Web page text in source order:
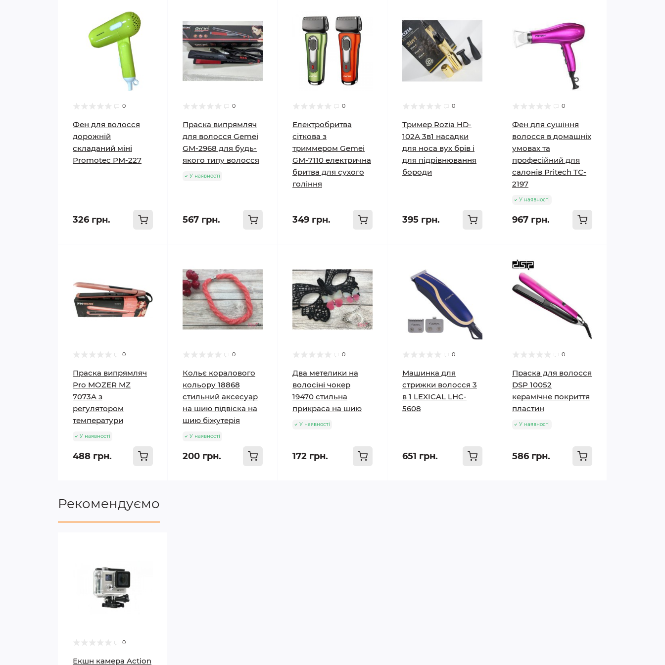
0
Фен для волосся
дорожній
складаний міні
Promotec PM-227
326 грн.
0
Праска випрямляч
для волосся Gemei
GM-2968 для будь-
якого типу волосся
У наявності
567 грн.
0
Електробритва
сіткова з
триммером Gemei
GM-7110 електрична
бритва для сухого
гоління
349 грн.
0
Тример Rozia HD-
102A 3в1 насадки
для носа вух брів і
для підрівнювання
бороди
395 грн.
0
Фен для сушіння
волосся в домашніх
умовах та
професійний для
салонів Pritech TC-
2197
У наявності
967 грн.
0
Праска випрямляч
Pro MOZER MZ
7073A з
регулятором
температури
У наявності
488 грн.
0
Кольє коралового
кольору 18868
стильний аксесуар
на шию підвіска на
шию біжутерія
У наявності
200 грн.
0
Два метелики на
волосіні чокер
19470 стильна
прикраса на шию
У наявності
172 грн.
0
Машинка для
стрижки волосся 3
в 1 LEXICAL LHC-
5608
651 грн.
0
Праска для волосся
DSP 10052
керамічне покриття
пластин
У наявності
586 грн.
Рекомендуємо
0
Екшн камера Action